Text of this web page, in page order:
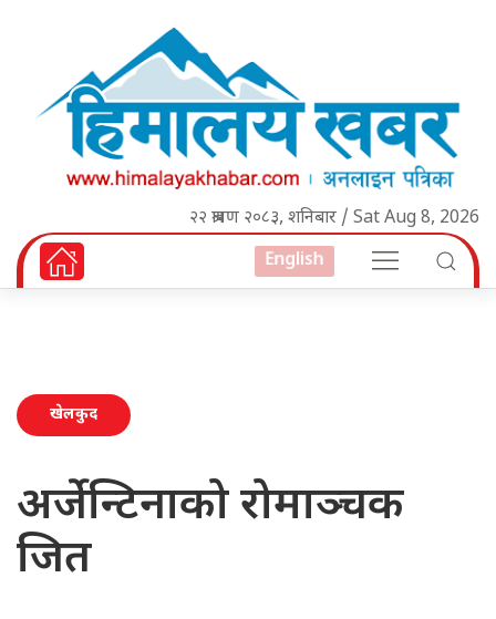
२२ श्रावण २०८३, शनिबार / Sat Aug 8, 2026
English
खेलकुद
अर्जेन्टिनाको रोमाञ्चक
जित